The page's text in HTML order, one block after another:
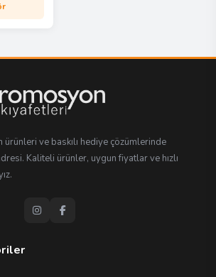
ve baskılı hediye çözümlerinde
Kaliteli ürünler, uygun fiyatlar ve hızlı